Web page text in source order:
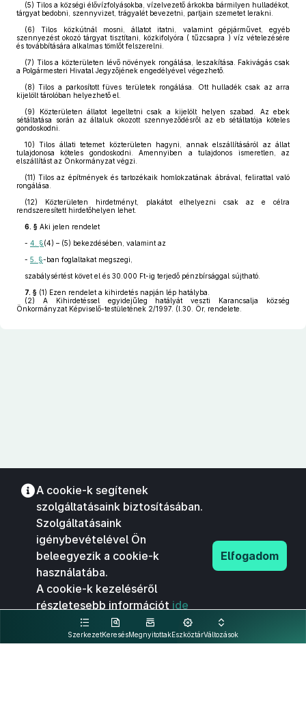
(5) Tilos a községi élővízfolyásokba, vízelvezető árkokba bármilyen hulladékot,
tárgyat bedobni, szennyvizet, trágyalét bevezetni, partjain szemetet lerakni.
(6) Tilos közkútnál mosni, állatot itatni, valamint gépjárművet, egyéb
szennyezést okozó tárgyat tisztítani, közkifolyóra ( tűzcsapra ) víz vételezésére
és továbbítására alkalmas tömlőt felszerelni.
(7) Tilos a közterületen lévő növények rongálása, leszakítása. Fakivágás csak
a Polgármesteri Hivatal Jegyzőjének engedélyével végezhető.
(8) Tilos a parkosított füves területek rongálása. Ott hulladék csak az arra
kijelölt tárolóban helyezhető el.
(9) Közterületen állatot legeltetni csak a kijelölt helyen szabad. Az ebek
sétáltatása során az általuk okozott szennyeződésről az eb sétáltatója köteles
gondoskodni.
10) Tilos állati tetemet közterületen hagyni, annak elszállításáról az állat
tulajdonosa köteles gondoskodni. Amennyiben a tulajdonos ismeretlen, az
elszállítást az Önkormányzat végzi.
(11) Tilos az építmények és tartozékaik homlokzatának ábrával, felirattal való
rongálása.
(12) Közterületen hirdetményt, plakátot elhelyezni csak az e célra
rendszeresített hirdetőhelyen lehet.
6. § Aki jelen rendelet
- 4. §(4) – (5) bekezdésében, valamint az
- 5. §-ban foglaltakat megszegi,
szabálysértést követ el és 30.000 Ft-ig terjedő pénzbírsággal sújtható.
7. § (1) Ezen rendelet a kihirdetés napján lép hatályba.
(2) A Kihirdetéssel egyidejűleg hatályát veszti Karancsalja község
Önkormányzat Képviselő-testületének 2/1997. (I.30. Ör, rendelete.
SzerkezetKeresésMegnyitottakEszköztárVáltozások
A cookie-k segítenek
szolgáltatásaink biztosításában.
Szolgáltatásaink
igénybevételével Ön
beleegyezik a cookie-k
használatába.
A cookie-k kezeléséről
részletesebb információt ide
kattintva olvashat.
Elfogadom